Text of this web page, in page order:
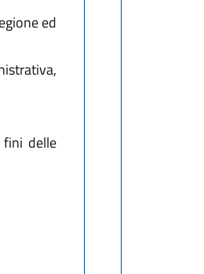
ed
delle